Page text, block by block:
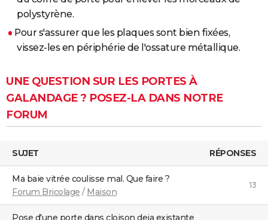
polystyrène.
Pour s'assurer que les plaques sont bien fixées,
vissez-les en périphérie de l'ossature métallique.
UNE QUESTION SUR LES PORTES À
GALANDAGE ? POSEZ-LA DANS NOTRE
FORUM
SUJET RÉPONSES
Ma baie vitrée coulisse mal. Que faire ?
Forum Bricolage / Maison
13
pose d'une porte dans cloison deja existante